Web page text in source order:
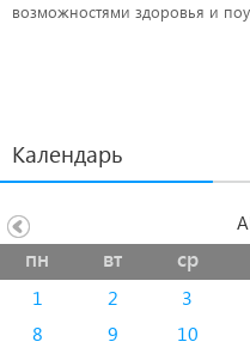
возможностями здоровья и
Календарь
пн вт ср
1 2 3
8
9 10